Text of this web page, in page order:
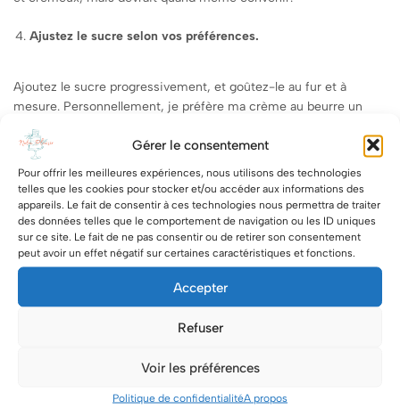
Gérer le consentement
Pour offrir les meilleures expériences, nous utilisons des technologies
telles que les cookies pour stocker et/ou accéder aux informations des
appareils. Le fait de consentir à ces technologies nous permettra de traiter
des données telles que le comportement de navigation ou les ID uniques
sur ce site. Le fait de ne pas consentir ou de retirer son consentement
peut avoir un effet négatif sur certaines caractéristiques et fonctions.
Accepter
Refuser
Voir les préférences
Politique de confidentialitéA propos
Ajustez le sucre selon vos préférences.
Ajoutez le sucre progressivement, et goûtez-le au fur et à
mesure. Personnellement, je préfère ma crème au beurre un
peu moins sucrée. Je pourrais donc réduire de moitié le liquide
de la recette, ou l’omettre complètement, afin de réduire le
sucre. Cela me permettra de garder la même consistance sans
ajouter trop de sucre au point de ne plus pouvoir le goûter.
5. N’ajoutez jamais trop de liquide à votre crème au beurre.
L’ajout de liquide supplémentaire à votre crème au beurre,
comme des arômes ou des purées, peut la rendre beaucoup trop
liquide pour qu’elle puisse s’assembler correctement. Et vous ne
voulez pas avoir à ajouter un tas de sucre en poudre pour
des arômes avec des extraits puissants, des confitures ou des